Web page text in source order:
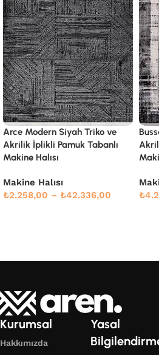
Busso Çerçeveli Gri Triko ve
Akrilik İplikli Pamuk Tabanlı
Makine Halısı
Makine Halısı
₺4.234,00 –₺20.462,00
Kurumsal
Hakkımızda
Yasal